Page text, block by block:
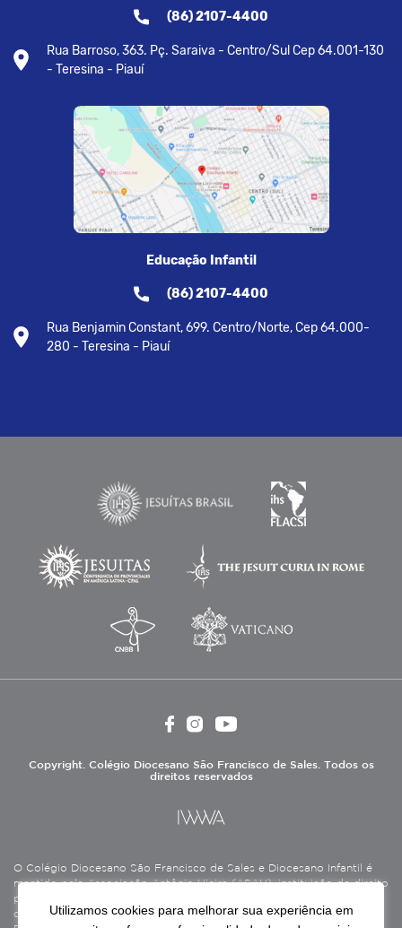
(86) 2107-4400
Rua Barroso, 363. Pç. Saraiva - Centro/Sul Cep 64.001-130
- Teresina - Piauí
Educação Infantil
(86) 2107-4400
Rua Benjamin Constant, 699. Centro/Norte, Cep 64.000-
280 - Teresina - Piauí
Copyright. Colégio Diocesano São Francisco de Sales. Todos os
direitos reservados
O Colégio Diocesano São Francisco de Sales e Diocesano Infantil é
mantido pela Associação Antônio Vieira (ASAV), instituição de direito
privado sem fins lucrativos, filantrópica, de natureza educativa,
cultural, assistencial e beneficente, certificada como Entidade
Utilizamos cookies para melhorar sua experiência em